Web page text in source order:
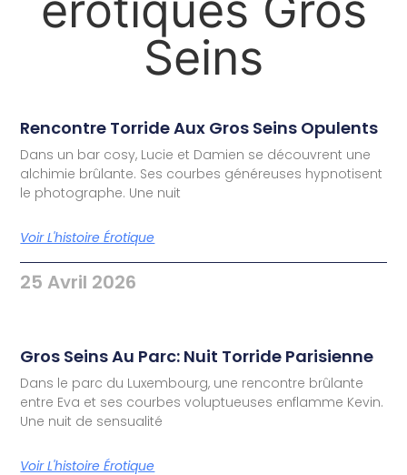
Seins
Rencontre Torride Aux Gros Seins Opulents
Dans un bar cosy, Lucie et Damien se découvrent une
alchimie brûlante. Ses courbes généreuses hypnotisent
le photographe. Une nuit
Voir L'histoire Érotique
25 Avril 2026
Gros Seins Au Parc: Nuit Torride Parisienne
Dans le parc du Luxembourg, une rencontre brûlante
entre Eva et ses courbes voluptueuses enflamme Kevin.
Une nuit de sensualité
Voir L'histoire Érotique